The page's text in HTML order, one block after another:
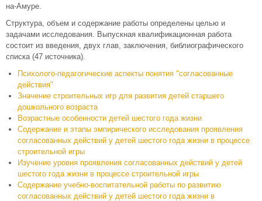
на-Амуре.
Структура, объем и содержание работы определены целью и
задачами исследования. Выпускная квалификационная работа
состоит из введения, двух глав, заключения, библиографического
списка (47 источника).
Психолого-педагогические аспекты понятия "согласованные
действия"
Значение строительных игр для развития детей старшего
дошкольного возраста
Возрастные особенности детей шестого года жизни
Содержание и этапы эмпирического исследования проявления
согласованных действий у детей шестого года жизни в процессе
строительной игры
Изучение уровня проявления согласованных действий у детей
шестого года жизни в процессе строительной игры
Содержание учебно-воспитательной работы по развитию
согласованных действий у детей шестого года жизни в